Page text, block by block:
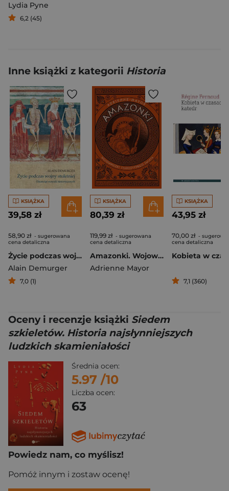
Lydia Pyne
6,2 (45)
Inne książki z kategorii Historia
KSIĄŻKA
39,58 zł
58,90 zł - sugerowana
cena detaliczna
Życie podczas wojny stuletniej. Dziewięć noweli historycznych
Alain Demurger
7,0 (1)
KSIĄŻKA
80,39 zł
119,99 zł - sugerowana
cena detaliczna
Amazonki. Wojowniczki starożytnego świata
Adrienne Mayor
KSIĄŻKA
43,95 zł
70,00 zł -
cena detaliczna
7,1 (360)
Oceny i recenzje książki Siedem
szkieletów. Historia najsłynniejszych
ludzkich skamieniałości
Średnia ocen:
5.97 /10
Liczba ocen:
63
Powiedz nam, co myślisz!
Pomóż innym i zostaw ocenę!